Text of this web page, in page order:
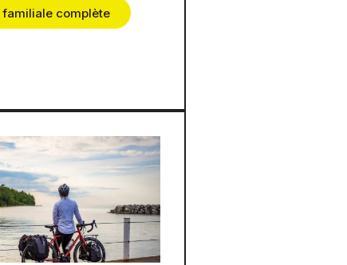
familiale complète